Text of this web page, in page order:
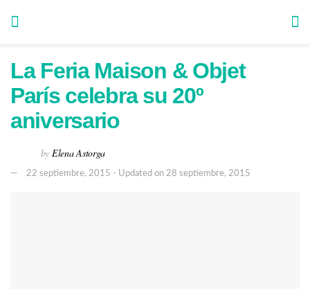
La Feria Maison & Objet
París celebra su 20º
aniversario
by Elena Astorga
22 septiembre, 2015 - Updated on 28 septiembre, 2015